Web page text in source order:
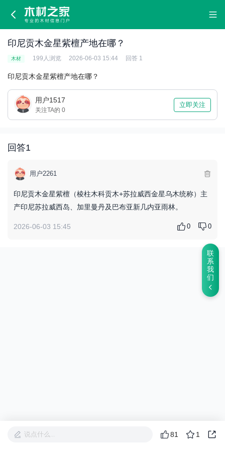
联
系
我
们
印
尼
贡
木
星
紫
印尼贡木金星紫檀产地在哪？
木材 199人浏览 2026-06-03 15:44 回答 1
印尼贡木金星紫檀产地在哪？
用户1517
关注TA的 0
立即关注
回答1
用户2261
印尼贡木金星紫檀（棱柱木科贡木+苏拉威西金星乌木统称）主
产印尼苏拉威西岛、加里曼丹及巴布亚新几内亚雨林。
2026-06-03 15:45 0 0
说点什么... 81 1